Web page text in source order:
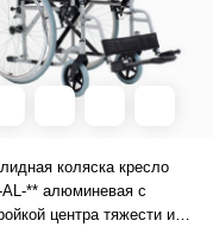
коляска кресло
AL-** алюминевая с
центра тяжести и